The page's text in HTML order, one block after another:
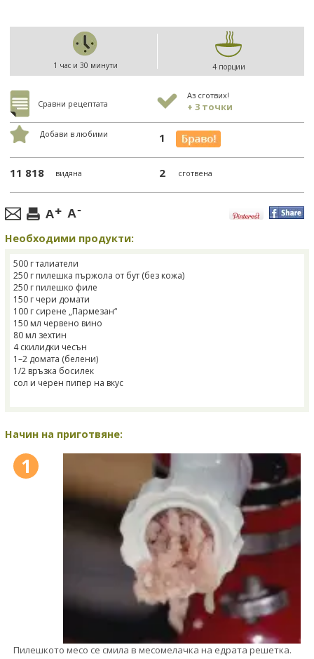
1 час и 30 минути 4 порции
Сравни рецептата
Аз сготвих!
+ 3 точки
Добави в любими 1
11 818 видяна 2 сготвена
Необходими продукти:
500 г талиатели
250 г пилешка пържола от бут (без кожа)
250 г пилешко филе
150 г чери домати
100 г сирене „Пармезан“
150 мл червено вино
80 мл зехтин
4 скилидки чесън
1–2 домата (белени)
1/2 връзка босилек
сол и черен пипер на вкус
Начин на приготвяне:
1
Пилешкото месо се смила в месомелачка на едрата решетка.